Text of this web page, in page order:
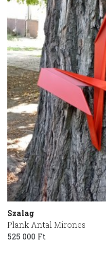
Szalag
Plank Antal Mirones
525 000 Ft